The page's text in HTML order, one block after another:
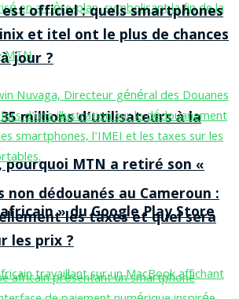
millions d’utilisateurs à la
MTN a retiré son «
» du Google Play Store
officiel : quels smartphones
et itel ont le plus de chances
jour ?
non dédouanés au Cameroun :
les taxes et quel sera
les prix ?